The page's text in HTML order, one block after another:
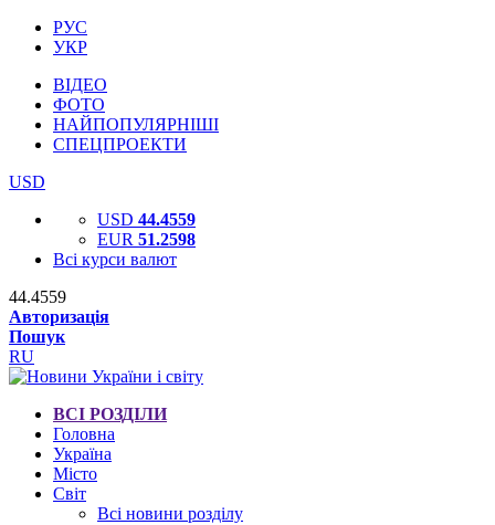
РУС
УКР
ВІДЕО
ФОТО
НАЙПОПУЛЯРНІШІ
СПЕЦПРОЕКТИ
USD
USD 44.4559
EUR 51.2598
Всі курси валют
44.4559
Авторизація
Пошук
RU
ВСІ РОЗДІЛИ
Головна
Україна
Місто
Світ
Всі новини розділу